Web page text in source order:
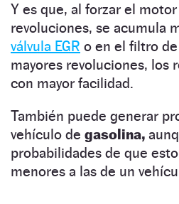
Y es que, al forzar el
revoluciones, se acumula
válvula EGR o en el filtro
mayores revoluciones, los
con mayor facilidad.
También puede generar
vehículo de gasolina,
probabilidades de que
menores a las de un